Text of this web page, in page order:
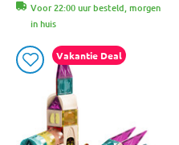
Voor 22:00 uur besteld, morgen
in huis
Vakantie Deal